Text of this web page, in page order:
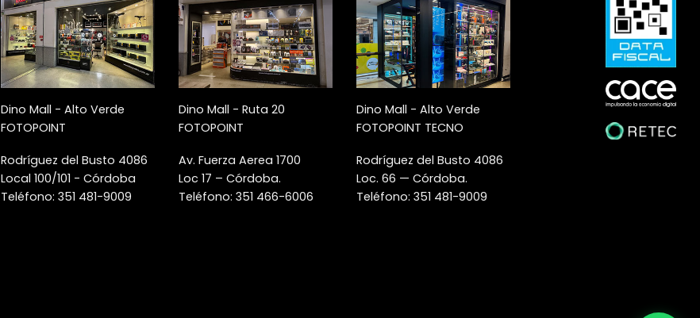
Dino Mall - Alto Verde
FOTOPOINT
Rodríguez del Busto 4086
Local 100/101 - Córdoba
Teléfono: 351 481-9009
Dino Mall - Ruta 20
FOTOPOINT
Av. Fuerza Aerea 1700
Loc 17 – Córdoba.
Teléfono: 351 466-6006
Dino Mall - Alto Verde
FOTOPOINT TECNO
Rodríguez del Busto 4086
Loc. 66 — Córdoba.
Teléfono: 351 481-9009